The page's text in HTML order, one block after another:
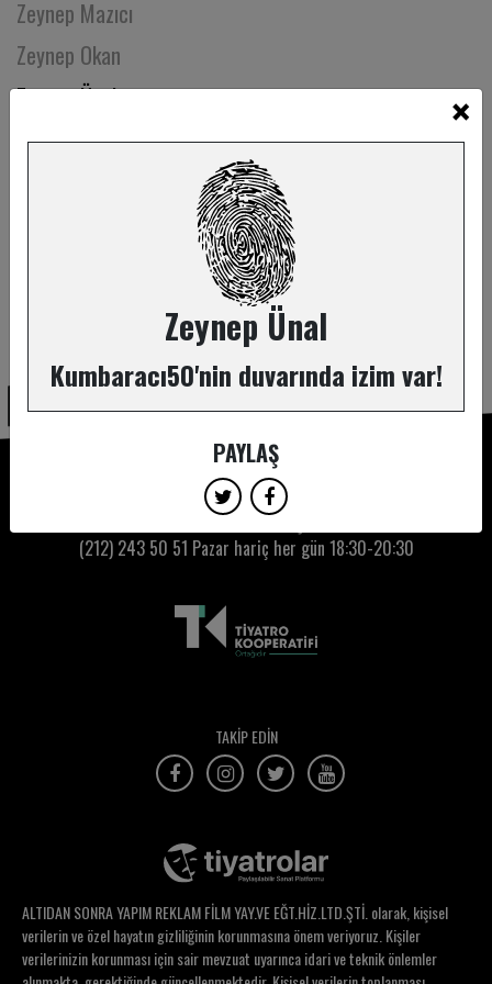
Zeynep Mazıcı
Zeynep Okan
Zeynep Ünal
Ziya Demirel
×
Zeynep Ünal
Kumbaracı50'nin duvarında izim var!
PAYLAŞ
Kumbaracı50 Gişe:
(212) 243 50 51 Pazar hariç her gün 18:30-20:30
TAKİP EDİN
ALTIDAN SONRA YAPIM REKLAM FİLM YAY.VE EĞT.HİZ.LTD.ŞTİ. olarak, kişisel
verilerin ve özel hayatın gizliliğinin korunmasına önem veriyoruz. Kişiler
verilerinizin korunması için sair mevzuat uyarınca idari ve teknik önlemler